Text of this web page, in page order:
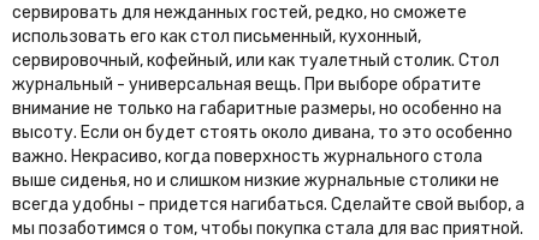
сервировать для нежданных гостей, редко, но сможете
использовать его как стол письменный, кухонный,
сервировочный, кофейный, или как туалетный столик. Стол
журнальный - универсальная вещь. При выборе обратите
внимание не только на габаритные размеры, но особенно на
высоту. Если он будет стоять около дивана, то это особенно
важно. Некрасиво, когда поверхность журнального стола
выше сиденья, но и слишком низкие журнальные столики не
всегда удобны - придется нагибаться. Сделайте свой выбор, а
мы позаботимся о том, чтобы покупка стала для вас приятной.